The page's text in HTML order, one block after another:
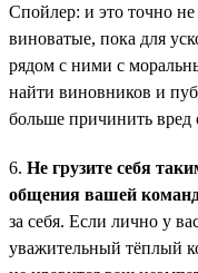
Спойлер: и это точно
виноватые, пока для
рядом с ними с
найти виновников и
больше причинить
6. Не грузите себя
общения вашей
за себя. Если лично у
уважительный тёплый